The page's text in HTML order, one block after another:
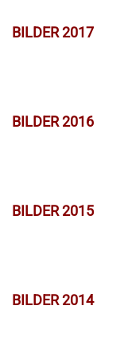
BILDER 2017
BILDER 2016
BILDER 2015
BILDER 2014